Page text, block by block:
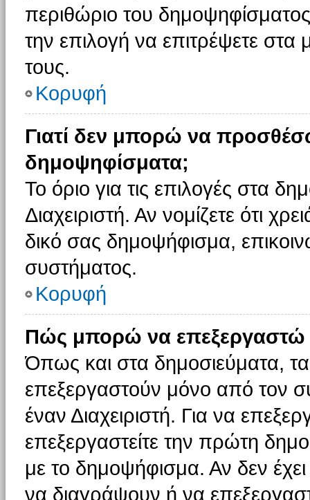
περιθώριο του
την επιλογή να επιτρέψετε στα
τους.
Κορυφή
Γιατί δεν μπορώ να
δημοψηφίσματα;
Το όριο για τις επιλογές στα
Διαχειριστή. Αν νομίζετε ότι
δικό σας δημοψήφισμα,
συστήματος.
Κορυφή
Πώς μπορώ να
Όπως και στα δημοσιεύματα,
επεξεργαστούν μόνο από τον
έναν Διαχειριστή. Για να
επεξεργαστείτε την πρώτη
με το δημοψήφισμα. Αν δεν
να διαγράψουν ή να